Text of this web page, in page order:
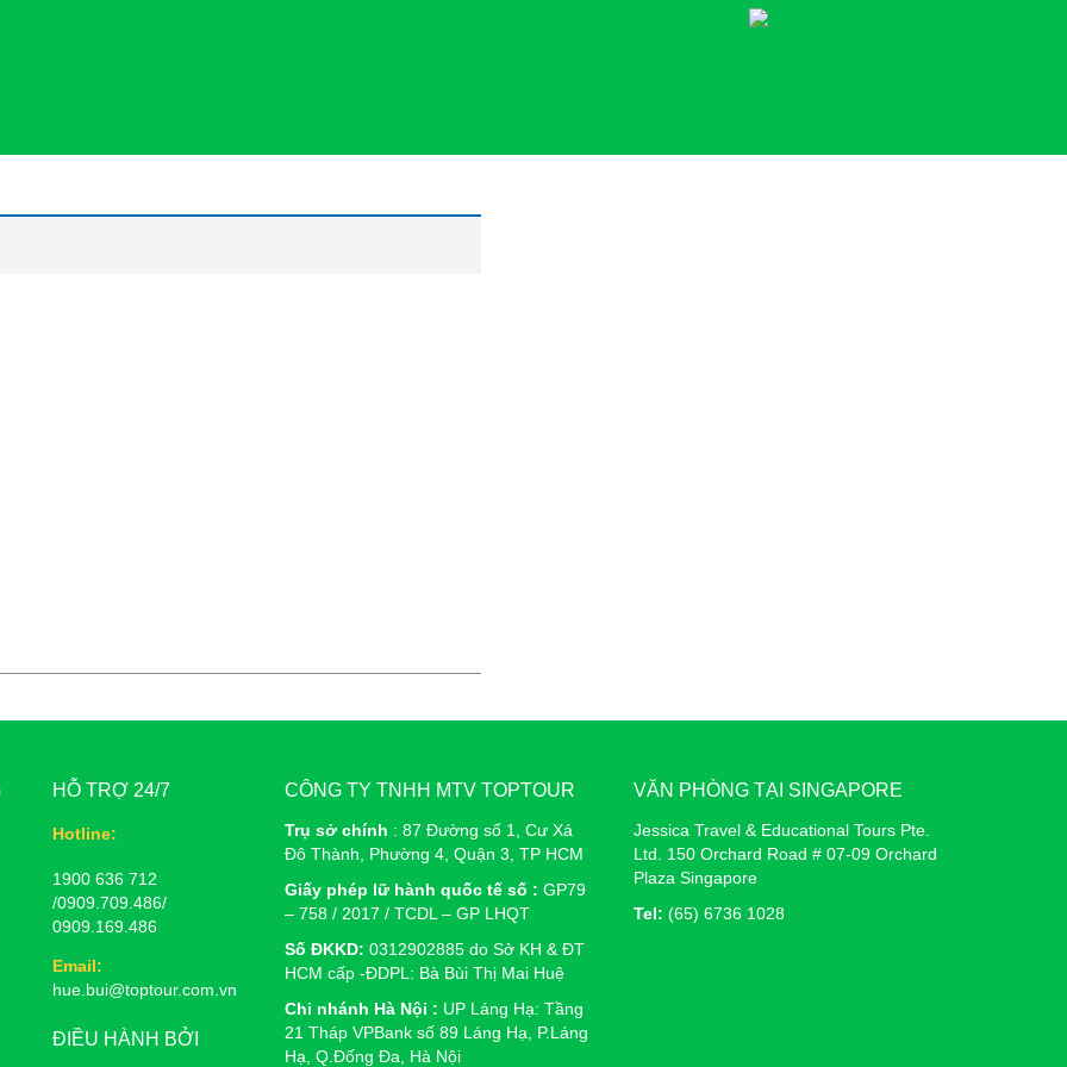
HỖ TRỢ 24/7
Hotline:
1900 636 712
/0909.709.486/
0909.169.486
Email:
hue.bui@toptour.com.vn
ĐIỀU HÀNH BỞI
CÔNG TY TNHH MTV TOPTOUR
Trụ sở chính : 87 Đường số 1, Cư Xá
Đô Thành, Phường 4, Quận 3, TP HCM
Giấy phép lữ hành quốc tế số : GP79
– 758 / 2017 / TCDL – GP LHQT
Số ĐKKD: 0312902885 do Sở KH & ĐT
HCM cấp -ĐDPL: Bà Bùi Thị Mai Huệ
Chi nhánh Hà Nội : UP Láng Hạ: Tầng
21 Tháp VPBank số 89 Láng Hạ, P.Láng
Hạ, Q.Đống Đa, Hà Nội
VĂN PHÒNG TẠI SINGAPORE
Jessica Travel & Educational Tours Pte.
Ltd. 150 Orchard Road # 07-09 Orchard
Plaza Singapore
Tel: (65) 6736 1028